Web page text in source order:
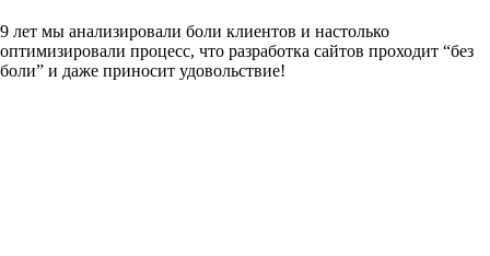
9 лет мы анализировали боли клиентов и настолько
оптимизировали процесс, что разработка сайтов проходит “без
боли” и даже приносит удовольствие!